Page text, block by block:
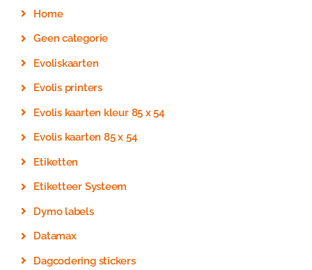
Home
Geen categorie
Evoliskaarten
Evolis printers
Evolis kaarten kleur 85 x 54
Evolis kaarten 85 x 54
Etiketten
Etiketteer Systeem
Dymo labels
Datamax
Dagcodering stickers